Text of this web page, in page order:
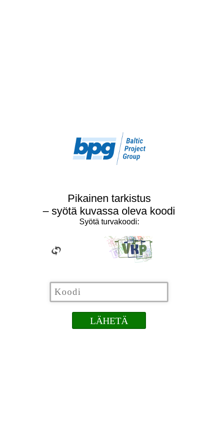
Pikainen tarkistus
– syötä kuvassa oleva koodi
Syötä turvakoodi: